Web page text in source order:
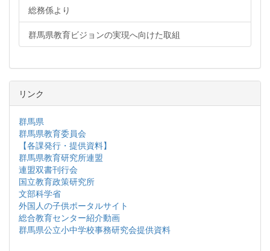
総務係より
群馬県教育ビジョンの実現へ向けた取組
リンク
群馬県
群馬県教育委員会
【各課発行・提供資料】
群馬県教育研究所連盟
連盟双書刊行会
国立教育政策研究所
文部科学省
外国人の子供ポータルサイト
総合教育センター紹介動画
群馬県公立小中学校事務研究会提供資料